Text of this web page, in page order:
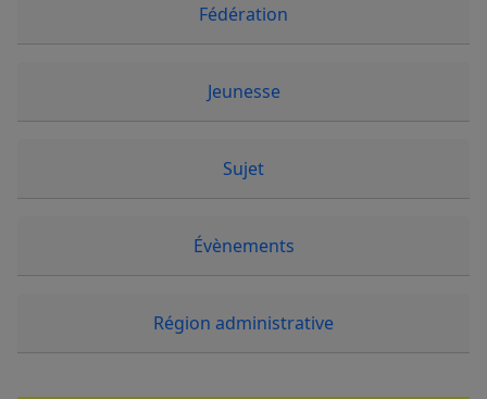
Fédération
Jeunesse
Sujet
Évènements
Région administrative